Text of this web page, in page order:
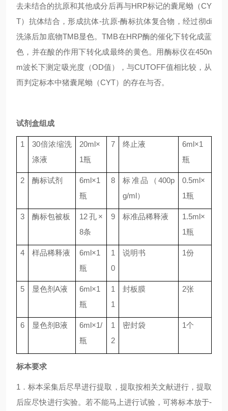
去未结合的抗原和其他成分后再与HRP标记的囊尾蚴（CY
T）抗体结合，形成抗体-抗原-酶标抗体复合物，经过彻di
洗涤后加底物TMB显色。TMB在HRP酶的催化下转化成蓝
色，并在酸的作用下转化成最终的黄色。用酶标仪在450n
m波长下测定吸光度（OD值），与CUTOFF值相比较，从
而判定标本中猪囊尾蚴（CYT）的存在与否。
试剂盒组成
1 30倍浓缩洗
涤液
20ml×
1瓶
7 终止液 6ml×1
瓶
2 酶标试剂 6ml×1
瓶
8 标准品（ 400p
g/ml）
0.5ml×
1瓶
3 酶标包被板 12孔×
8条
9 标准品稀释液 1.5ml×
1瓶
4 样品稀释液 6ml×1
瓶
1
0
说明书 1份
5 显色剂A液 6ml×1
瓶
1
1
封板膜 2张
6 显色剂 B液 6ml×1/
瓶
1
2
密封袋 1个
标本要求
1．标本采集后尽早进行提取，提取按相关文献进行，提取
后应尽快进行实验。若不能马上进行试验，可将标本放于-